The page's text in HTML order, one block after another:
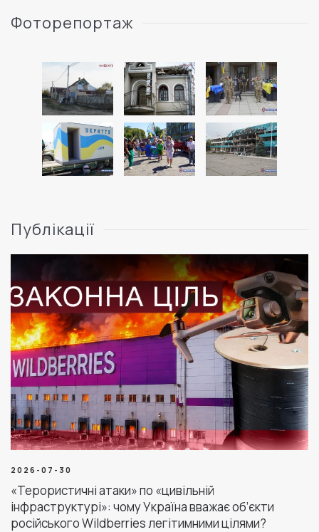
Фоторепортаж
Публікації
2026-07-30
«Терористичні атаки» по «цивільній
інфраструктурі»: чому Україна вважає об’єкти
російського Wildberries легітимними цілями?